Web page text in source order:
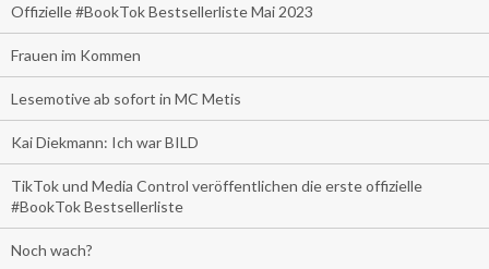
Offizielle #BookTok Bestsellerliste Mai 2023
Frauen im Kommen
Lesemotive ab sofort in MC Metis
Kai Diekmann: Ich war BILD
TikTok und Media Control veröffentlichen die erste offizielle
#BookTok Bestsellerliste
Noch wach?